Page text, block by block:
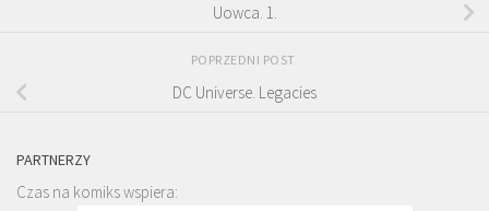
Uowca. 1.
POPRZEDNI POST
DC Universe. Legacies
PARTNERZY
Czas na komiks wspiera: